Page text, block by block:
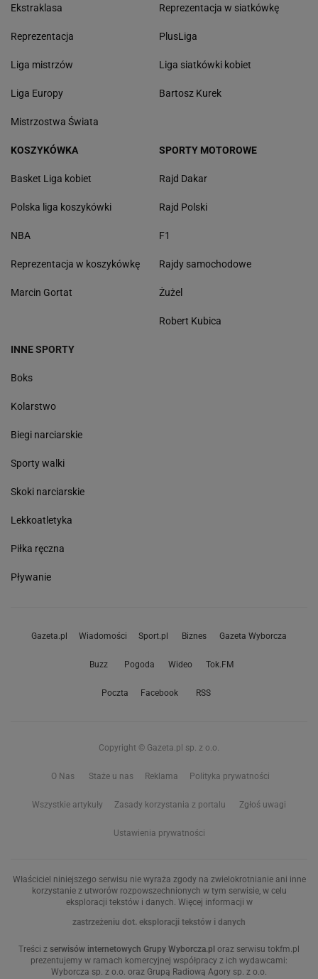
Ekstraklasa
Reprezentacja
Liga mistrzów
Liga Europy
Mistrzostwa Świata
Reprezentacja w siatkówkę
PlusLiga
Liga siatkówki kobiet
Bartosz Kurek
KOSZYKÓWKA
Basket Liga kobiet
Polska liga koszykówki
NBA
Reprezentacja w koszykówkę
Marcin Gortat
SPORTY MOTOROWE
Rajd Dakar
Rajd Polski
F1
Rajdy samochodowe
Żużel
Robert Kubica
INNE SPORTY
Boks
Kolarstwo
Biegi narciarskie
Sporty walki
Skoki narciarskie
Lekkoatletyka
Piłka ręczna
Pływanie
Gazeta.pl Wiadomości Sport.pl Biznes Gazeta Wyborcza
Buzz Pogoda Wideo Tok.FM
Poczta Facebook RSS
Copyright © Gazeta.pl sp. z o.o.
O Nas Staże u nas Reklama Polityka prywatności
Wszystkie artykuły Zasady korzystania z portalu Zgłoś uwagi
Ustawienia prywatności
Właściciel niniejszego serwisu nie wyraża zgody na zwielokrotnianie ani inne
korzystanie z utworów rozpowszechnionych w tym serwisie, w celu
eksploracji tekstów i danych. Więcej informacji w
zastrzeżeniu dot. eksploracji tekstów i danych
Treści z serwisów internetowych Grupy Wyborcza.pl oraz serwisu tokfm.pl
prezentujemy w ramach komercyjnej współpracy z ich wydawcami:
Wyborcza sp. z o.o. oraz Grupą Radiową Agory sp. z o.o.